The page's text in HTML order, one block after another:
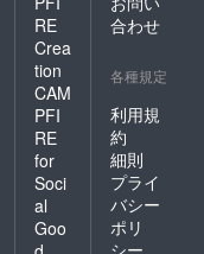
RE
Crea
tion
CAM
PFI
RE
for
Soci
al
Goo
合わせ
各種規定
利用規
約
細則
プライ
バシー
ポリ